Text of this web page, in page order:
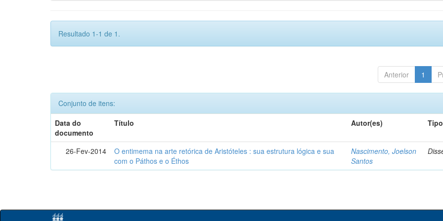
Resultado 1-1 de 1.
Anterior 1
Conjunto de itens:
Data do
documento
Título Autor(es) Tipo
26-Fev-2014
O entimema na arte retórica de Aristóteles : sua estrutura lógica e sua
com o Páthos e o Éthos
Nascimento, Joelson
Santos